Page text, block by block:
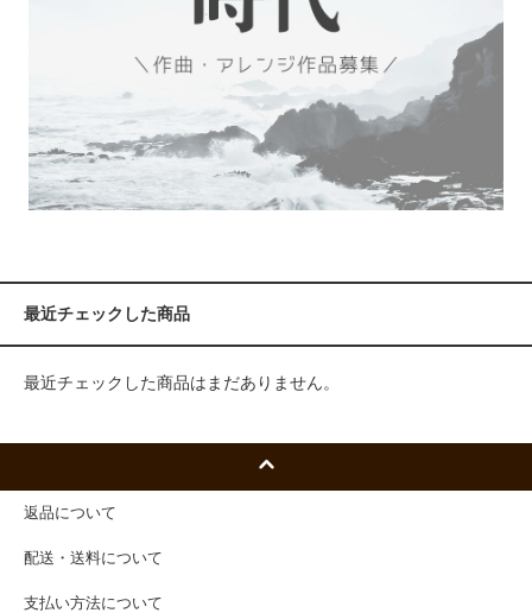
最近チェックした商品
最近チェックした商品はまだありません。
返品について
配送・送料について
支払い方法について